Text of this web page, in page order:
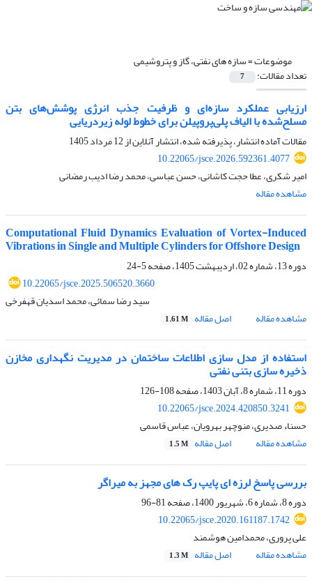
موضوعات =سازه های نفتی، گاز و پتروشیمی
تعداد مقالات: 7
ارزیابی عملکرد سازه‌ای و ظرفیت جذب انرژی پوشش‌های بتن
مسلح‌شده با الیاف پلی‌پروپیلن برای خطوط لوله زیردریایی
مقالات آماده انتشار، پذیرفته شده، انتشار آنلاین از12 مرداد 1405
10.22065/jsce.2026.592361.4077
امیر شکری، عطا حجت کاشانی، حسن عباسی، محمد رضا ادیب رمضانی
مشاهده مقاله
Computational Fluid Dynamics Evaluation of Vortex-Induced
Vibrations in Single and Multiple Cylinders for Offshore Design
دوره 13، شماره 02، اردیبهشت 1405، صفحه
5-24
10.22065/jsce.2025.506520.3660
سید رضا سمائی، محمد اسدیان قهفرخی
مشاهده مقاله
اصل مقاله 1.61 M
استفاده از مدل سازی اطلاعات ساختمان در مدیریت نگهداری مخازن
ذخیره سازی بتنی نفتی
دوره 11، شماره 8، آبان 1403، صفحه
108-126
10.22065/jsce.2024.420850.3241
حسناء صدیری، منوچهر بهرویان، عباس قاسمی
مشاهده مقاله
اصل مقاله 1.5 M
بررسی پاسخ لرزه ای پایپ رک های مجهز به میراگر
دوره 8، شماره 6، شهریور 1400، صفحه
81-96
10.22065/jsce.2020.161187.1742
علی پروری، محمدامین هوشمند
مشاهده مقاله
اصل مقاله 1.3 M